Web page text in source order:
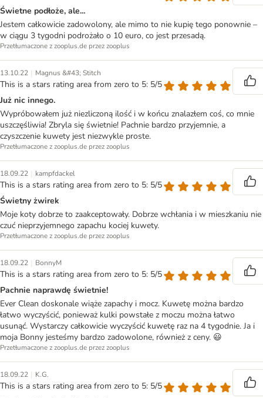
Świetne podłoże, ale...
Jestem całkowicie zadowolony, ale mimo to nie kupię tego ponownie –
w ciągu 3 tygodni podrożało o 10 euro, co jest przesadą.
Przetłumaczone z zooplus.de przez zooplus
13.10.22 | Magnus &#43; Stitch
This is a stars rating area from zero to 5: 5/5
Już nic innego.
Wypróbowałem już niezliczoną ilość i w końcu znalazłem coś, co mnie
uszczęśliwia! Zbryla się świetnie! Pachnie bardzo przyjemnie, a
czyszczenie kuwety jest niezwykle proste.
Przetłumaczone z zooplus.de przez zooplus
18.09.22 | kampfdackel
This is a stars rating area from zero to 5: 5/5
Świetny żwirek
Moje koty dobrze to zaakceptowały. Dobrze wchłania i w mieszkaniu nie
czuć nieprzyjemnego zapachu kociej kuwety.
Przetłumaczone z zooplus.de przez zooplus
18.09.22 | BonnyM
This is a stars rating area from zero to 5: 5/5
Pachnie naprawdę świetnie!
Ever Clean doskonale wiąże zapachy i mocz. Kuwetę można bardzo
łatwo wyczyścić, ponieważ kulki powstałe z moczu można łatwo
usunąć. Wystarczy całkowicie wyczyścić kuwetę raz na 4 tygodnie. Ja i
moja Bonny jesteśmy bardzo zadowolone, również z ceny. 😃
Przetłumaczone z zooplus.de przez zooplus
18.09.22 | K.G.
This is a stars rating area from zero to 5: 5/5